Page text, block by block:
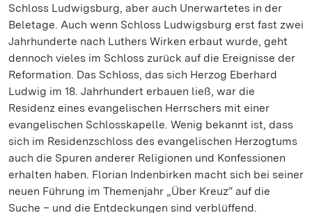
Schloss Ludwigsburg, aber auch Unerwartetes in der
Beletage. Auch wenn Schloss Ludwigsburg erst fast zwei
Jahrhunderte nach Luthers Wirken erbaut wurde, geht
dennoch vieles im Schloss zurück auf die Ereignisse der
Reformation. Das Schloss, das sich Herzog Eberhard
Ludwig im 18. Jahrhundert erbauen ließ, war die
Residenz eines evangelischen Herrschers mit einer
evangelischen Schlosskapelle. Wenig bekannt ist, dass
sich im Residenzschloss des evangelischen Herzogtums
auch die Spuren anderer Religionen und Konfessionen
erhalten haben. Florian Indenbirken macht sich bei seiner
neuen Führung im Themenjahr „Über Kreuz“ auf die
Suche – und die Entdeckungen sind verblüffend.